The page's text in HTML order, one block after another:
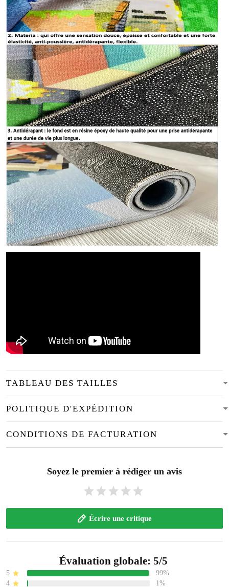
TABLEAU DES TAILLES
POLITIQUE D'EXPÉDITION
CONDITIONS DE FACTURATION
Soyez le premier à rédiger un avis
Écrire une critique
Évaluation globale: 5/5
5
99%
4
1%